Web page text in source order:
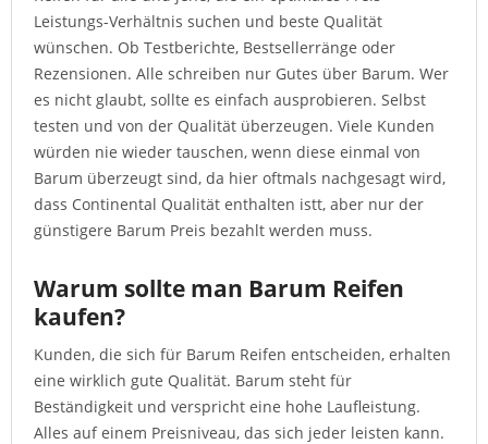
Leistungs-Verhältnis suchen und beste Qualität
wünschen. Ob Testberichte, Bestsellerränge oder
Rezensionen. Alle schreiben nur Gutes über Barum. Wer
es nicht glaubt, sollte es einfach ausprobieren. Selbst
testen und von der Qualität überzeugen. Viele Kunden
würden nie wieder tauschen, wenn diese einmal von
Barum überzeugt sind, da hier oftmals nachgesagt wird,
dass Continental Qualität enthalten istt, aber nur der
günstigere Barum Preis bezahlt werden muss.
Warum sollte man Barum Reifen
kaufen?
Kunden, die sich für Barum Reifen entscheiden, erhalten
eine wirklich gute Qualität. Barum steht für
Beständigkeit und verspricht eine hohe Laufleistung.
Alles auf einem Preisniveau, das sich jeder leisten kann.